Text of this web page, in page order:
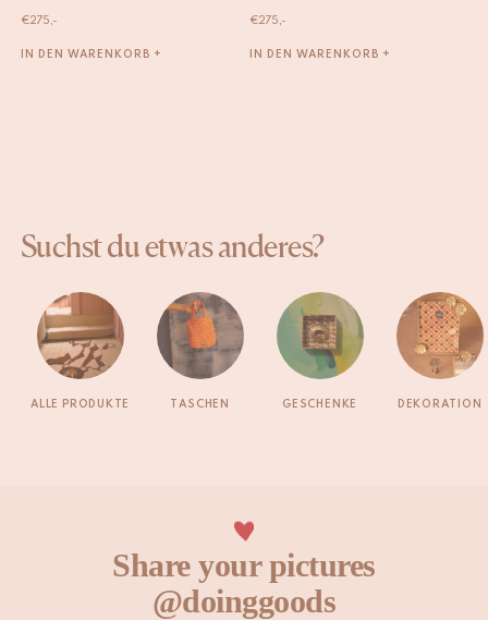
€275,-
IN DEN WARENKORB +
€275,-
IN DEN WARENKORB +
Suchst du etwas anderes?
ALLE PRODUKTE TASCHEN GESCHENKE DEKORATION
Share your pictures
@doinggoods